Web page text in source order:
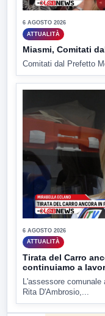
6 AGOSTO 2026
ATTUALITÀ
Miasmi, Comitati
Comitati dal Prefetto
6 AGOSTO 2026
ATTUALITÀ
Tirata del Carro
continuiamo a
L'assessore
Rita D'Ambrosio,...